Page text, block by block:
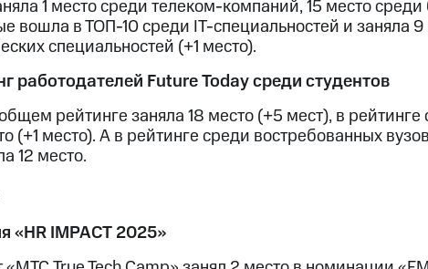
1 место среди телеком-компаний, 15 место
вошла в ТОП-10 среди IT-специальностей и заняла
специальностей (+1 место).
работодателей Future Today среди студентов
рейтинге заняла 18 место (+5 мест), в
(+1 место). А в рейтинге среди востребованных
12 место.
«HR IMPACT 2025»